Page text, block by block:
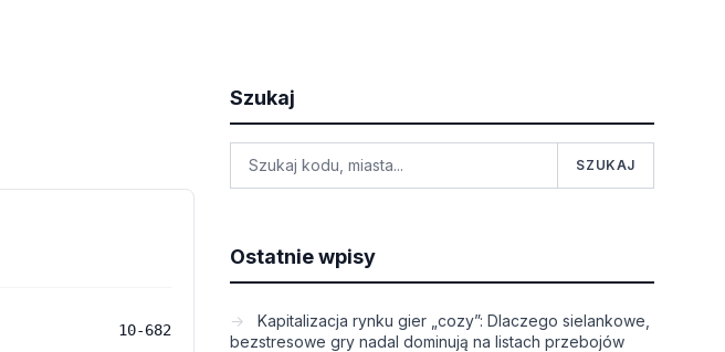
10-682
Szukaj
SZUKAJ
Ostatnie wpisy
Kapitalizacja rynku gier „cozy”: Dlaczego sielankowe,
bezstresowe gry nadal dominują na listach przebojów